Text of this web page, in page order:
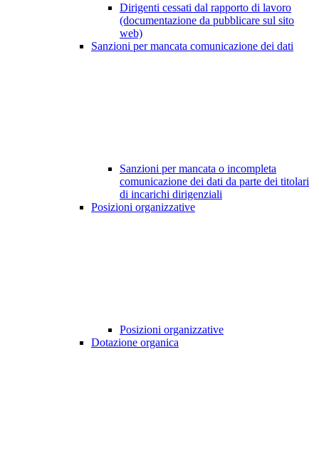
Dirigenti cessati dal rapporto di lavoro
(documentazione da pubblicare sul sito
web)
Sanzioni per mancata comunicazione dei dati
Sanzioni per mancata o incompleta
comunicazione dei dati da parte dei titolari
di incarichi dirigenziali
Posizioni organizzative
Posizioni organizzative
Dotazione organica